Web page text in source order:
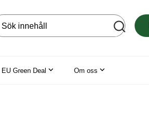
på webbplatsen
EU Green Deal Om oss